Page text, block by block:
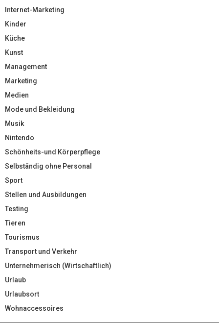
Internet-Marketing
Kinder
Küche
Kunst
Management
Marketing
Medien
Mode und Bekleidung
Musik
Nintendo
Schönheits-und Körperpflege
Selbständig ohne Personal
Sport
Stellen und Ausbildungen
Testing
Tieren
Tourismus
Transport und Verkehr
Unternehmerisch (Wirtschaftlich)
Urlaub
Urlaubsort
Wohnaccessoires